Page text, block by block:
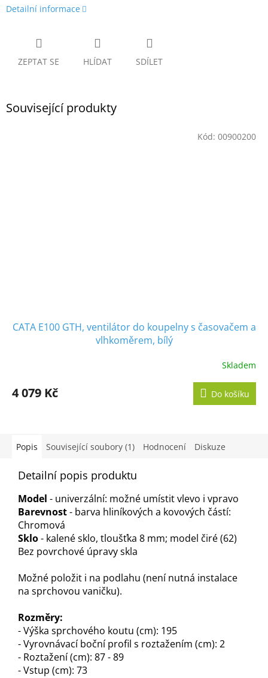
Detailní informace
ZEPTAT SE HLÍDAT SDÍLET
Související produkty
CATA E100 GTH, ventilátor do koupelny s časovačem a
vlhkoměrem, bílý
produktu
je
hvězdiček.
Skladem
4 079 Kč Do košíku
Kód: 00900200
Popis Související soubory (1) Hodnocení Diskuze
Detailní popis produktu
Model - univerzální: možné umístit vlevo i vpravo
Barevnost- barva hliníkových a kovových částí:
Chromová
Sklo- kalené sklo, tloušťka 8 mm; model čiré (62)
Bez povrchové úpravy skla
Možné položit i na podlahu (není nutná instalace
na sprchovou vaničku).
Rozměry:
- Výška sprchového koutu (cm): 195
- Vyrovnávací boční profil s roztažením (cm): 2
- Roztažení (cm): 87 - 89
- Vstup (cm): 73